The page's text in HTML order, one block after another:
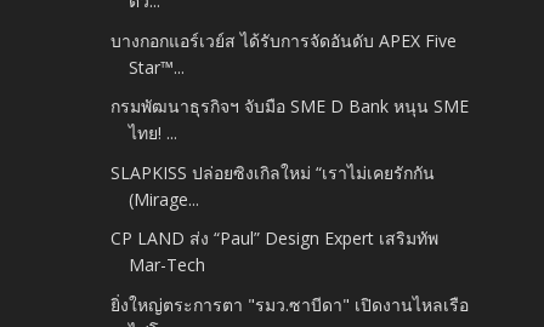
บางกอกแอร์เวย์ส ได้รับการจัดอันดับ APEX Five
Star™...
กรมพัฒนาธุรกิจฯ จับมือ SME D Bank หนุน SME
ไทย! ...
SLAPKISS ปล่อยซิงเกิลใหม่ “เราไม่เคยรักกัน
(Mirage...
CP LAND ส่ง “Paul” Design Expert เสริมทัพ
Mar-Tech
ยิ่งใหญ่ตระการตา "รมว.ซาบีดา" เปิดงานไหลเรือ